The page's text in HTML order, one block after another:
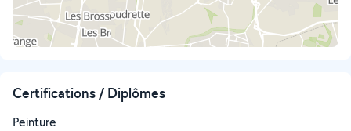
Certifications / Diplômes
Peinture